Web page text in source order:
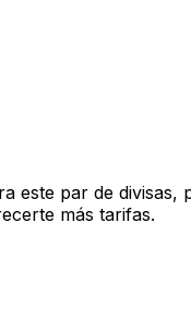
este par de
más tarifas.